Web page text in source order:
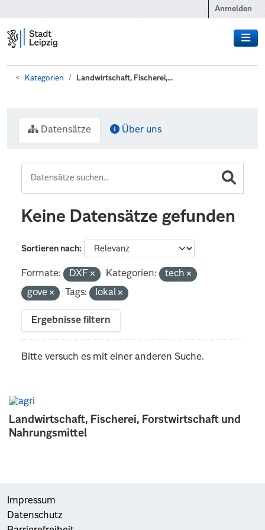
Anmelden
Kategorien Landwirtschaft, Fischerei,...
Landwirtschaft, Fischerei, Forstwirtschaft und
Nahrungsmittel
Datensätze Über uns
Keine Datensätze gefunden
Sortieren nach
Formate: DXF Kategorien:
tech
gove
Tags: lokal
Ergebnisse filtern
Bitte versuch es mit einer anderen Suche.
Impressum
Datenschutz